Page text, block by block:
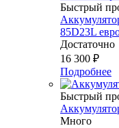
Быстрый
85D23L
Достаточно
16 300 ₽
Подробнее
Быстрый
Много